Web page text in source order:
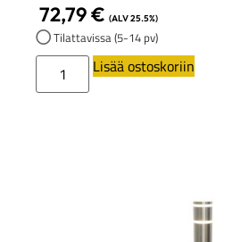
72,79€ (ALV 25.5%)
Tilattavissa (5-14 pv)
Lisää ostoskoriin